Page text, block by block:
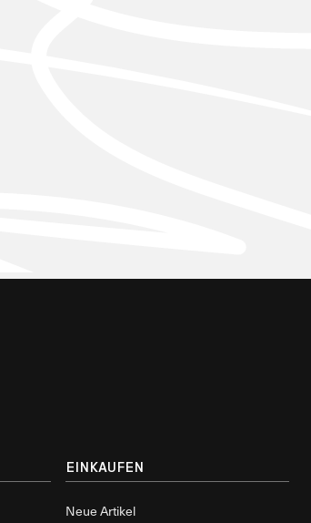
EINKAUFEN
Neue Artikel